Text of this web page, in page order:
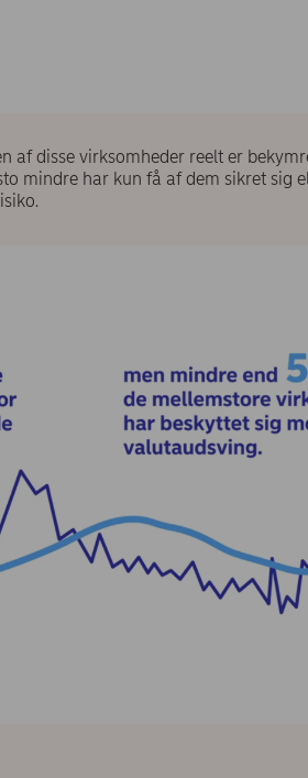
af disse virksomheder reelt er
mindre har kun få af dem sikret sig